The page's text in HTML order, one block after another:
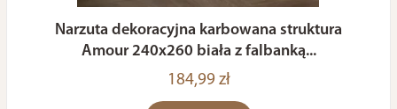
Narzuta dekoracyjna karbowana struktura
Amour 240x260 biała z falbanką...
184,99 zł